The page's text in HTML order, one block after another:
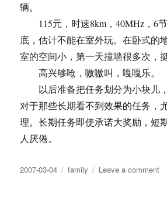
辆。
115元，时速8km，40MHz，6
底，估计不能在室外玩。在卧式的
室的空间小，第一天撞墙很多次，挺
高兴够呛，嗷嗷叫，嘎嘎乐。
以后准备把任务划分为小块儿，
对于那些长期看不到效果的任务，
理。长期任务即使承诺大奖励，短
人厌倦。
Posted
2007-03-04 Tags
family Leave a commenton